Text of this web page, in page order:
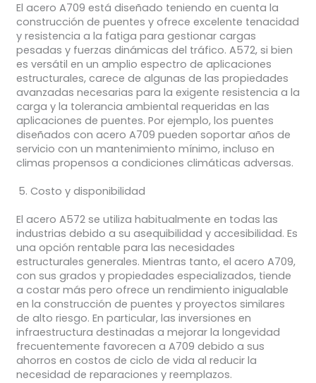
El acero A709 está diseñado teniendo en cuenta la
construcción de puentes y ofrece excelente tenacidad
y resistencia a la fatiga para gestionar cargas
pesadas y fuerzas dinámicas del tráfico. A572, si bien
es versátil en un amplio espectro de aplicaciones
estructurales, carece de algunas de las propiedades
avanzadas necesarias para la exigente resistencia a la
carga y la tolerancia ambiental requeridas en las
aplicaciones de puentes. Por ejemplo, los puentes
diseñados con acero A709 pueden soportar años de
servicio con un mantenimiento mínimo, incluso en
climas propensos a condiciones climáticas adversas.
Costo y disponibilidad
El acero A572 se utiliza habitualmente en todas las
industrias debido a su asequibilidad y accesibilidad. Es
una opción rentable para las necesidades
estructurales generales. Mientras tanto, el acero A709,
con sus grados y propiedades especializados, tiende
a costar más pero ofrece un rendimiento inigualable
en la construcción de puentes y proyectos similares
de alto riesgo. En particular, las inversiones en
infraestructura destinadas a mejorar la longevidad
frecuentemente favorecen a A709 debido a sus
ahorros en costos de ciclo de vida al reducir la
necesidad de reparaciones y reemplazos.